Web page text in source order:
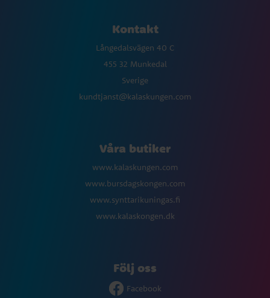
Kontakt
Långedalsvägen 40 C
455 32 Munkedal
Sverige
kundtjanst@kalaskungen.com
Våra butiker
www.kalaskungen.com
www.bursdagskongen.com
www.synttarikuningas.fi
www.kalaskongen.dk
Följ oss
Facebook